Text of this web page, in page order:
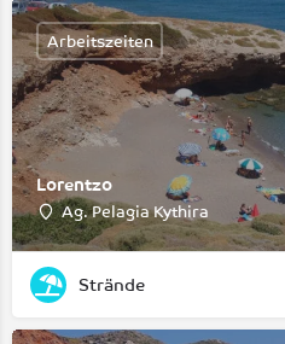
Lorentzo
Ag. Pelagia Kythira
Arbeitszeiten
Strände